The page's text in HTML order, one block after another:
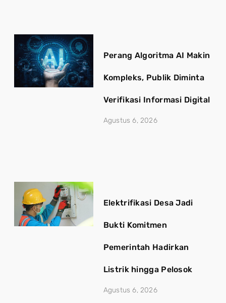
Perang Algoritma AI Makin
Kompleks, Publik Diminta
Verifikasi Informasi Digital
Agustus 6, 2026
Elektrifikasi Desa Jadi
Bukti Komitmen
Pemerintah Hadirkan
Listrik hingga Pelosok
Agustus 6, 2026